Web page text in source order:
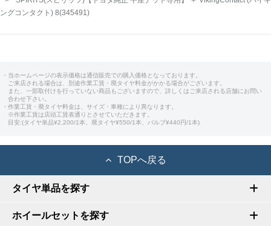
ングコンタクト) 8(345491)
・当ホームページの表示価格は通信販売での購入価格となっております。
ご来店される場合は、別途作業工賃・廃タイヤ料金がかかる場合がございます。
また、一部取付けを行っていない商品もございますので、詳しくはご来店される店舗にお問い
合わせ下さい。
・作業工賃・廃タイヤ料金は、サイズ・車種により異なります。
※作業工賃は店頭工賃表通りとさせていただきます。
目安:(タイヤ単品¥2,200/1本、廃タイヤ¥550/1本、バルブ¥440円/1本)
TOPへ戻る
タイヤ単品を探す
ホイールセットを探す